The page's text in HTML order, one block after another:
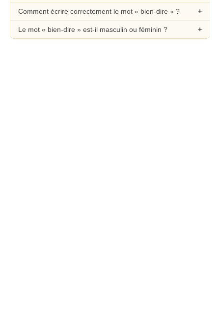
Comment écrire correctement le mot « bien-dire » ?
Le mot « bien-dire » est-il masculin ou féminin ?